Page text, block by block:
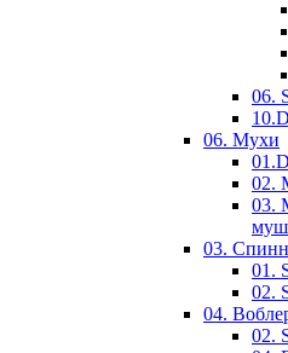
06.
06. Мухи
02.
03.
03.
01.
02.
04.
02.